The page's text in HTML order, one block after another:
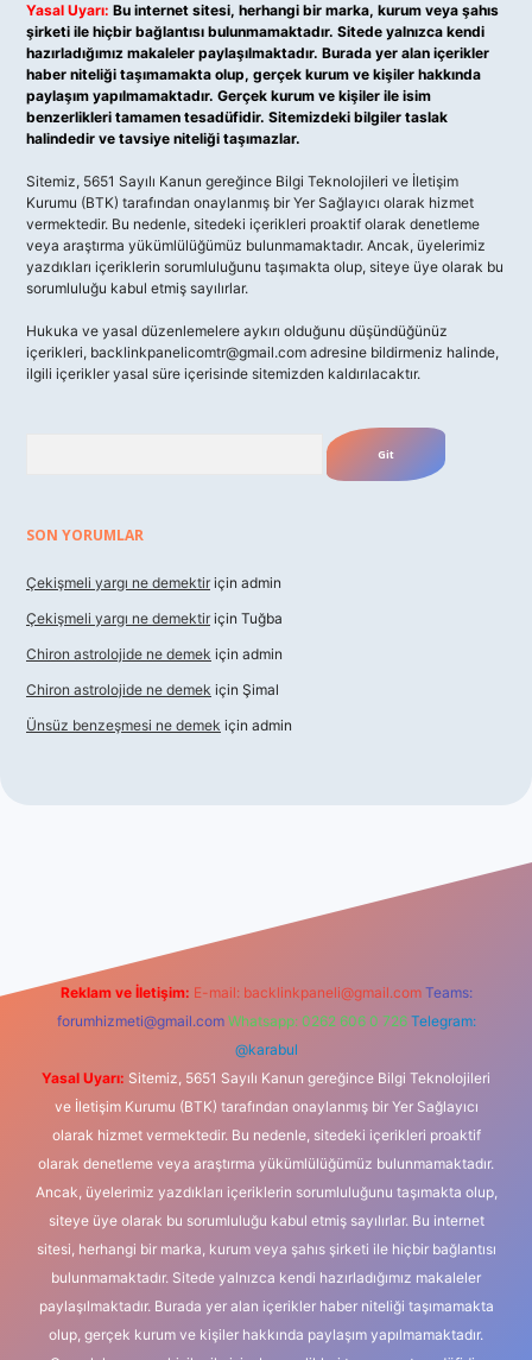
Yasal Uyarı: Bu internet sitesi, herhangi bir marka, kurum veya şahıs
şirketi ile hiçbir bağlantısı bulunmamaktadır. Sitede yalnızca kendi
hazırladığımız makaleler paylaşılmaktadır. Burada yer alan içerikler
haber niteliği taşımamakta olup, gerçek kurum ve kişiler hakkında
paylaşım yapılmamaktadır. Gerçek kurum ve kişiler ile isim
benzerlikleri tamamen tesadüfidir. Sitemizdeki bilgiler taslak
halindedir ve tavsiye niteliği taşımazlar.
Sitemiz, 5651 Sayılı Kanun gereğince Bilgi Teknolojileri ve İletişim
Kurumu (BTK) tarafından onaylanmış bir Yer Sağlayıcı olarak hizmet
vermektedir. Bu nedenle, sitedeki içerikleri proaktif olarak denetleme
veya araştırma yükümlülüğümüz bulunmamaktadır. Ancak, üyelerimiz
yazdıkları içeriklerin sorumluluğunu taşımakta olup, siteye üye olarak bu
sorumluluğu kabul etmiş sayılırlar.
Hukuka ve yasal düzenlemelere aykırı olduğunu düşündüğünüz
içerikleri, backlinkpanelicomtr@gmail.com adresine bildirmeniz halinde,
ilgili içerikler yasal süre içerisinde sitemizden kaldırılacaktır.
SON YORUMLAR
Çekişmeli yargı ne demektir için admin
Çekişmeli yargı ne demektir için Tuğba
Chiron astrolojide ne demek için admin
Chiron astrolojide ne demek için Şimal
Ünsüz benzeşmesi ne demek için admin
Reklam ve İletişim: E-mail: backlinkpaneli@gmail.com Teams:
forumhizmeti@gmail.com Whatsapp: 0262 606 0 726 Telegram:
@karabul
Yasal Uyarı: Sitemiz, 5651 Sayılı Kanun gereğince Bilgi Teknolojileri
ve İletişim Kurumu (BTK) tarafından onaylanmış bir Yer Sağlayıcı
olarak hizmet vermektedir. Bu nedenle, sitedeki içerikleri proaktif
olarak denetleme veya araştırma yükümlülüğümüz bulunmamaktadır.
Ancak, üyelerimiz yazdıkları içeriklerin sorumluluğunu taşımakta olup,
siteye üye olarak bu sorumluluğu kabul etmiş sayılırlar. Bu internet
sitesi, herhangi bir marka, kurum veya şahıs şirketi ile hiçbir bağlantısı
bulunmamaktadır. Sitede yalnızca kendi hazırladığımız makaleler
paylaşılmaktadır. Burada yer alan içerikler haber niteliği taşımamakta
olup, gerçek kurum ve kişiler hakkında paylaşım yapılmamaktadır.